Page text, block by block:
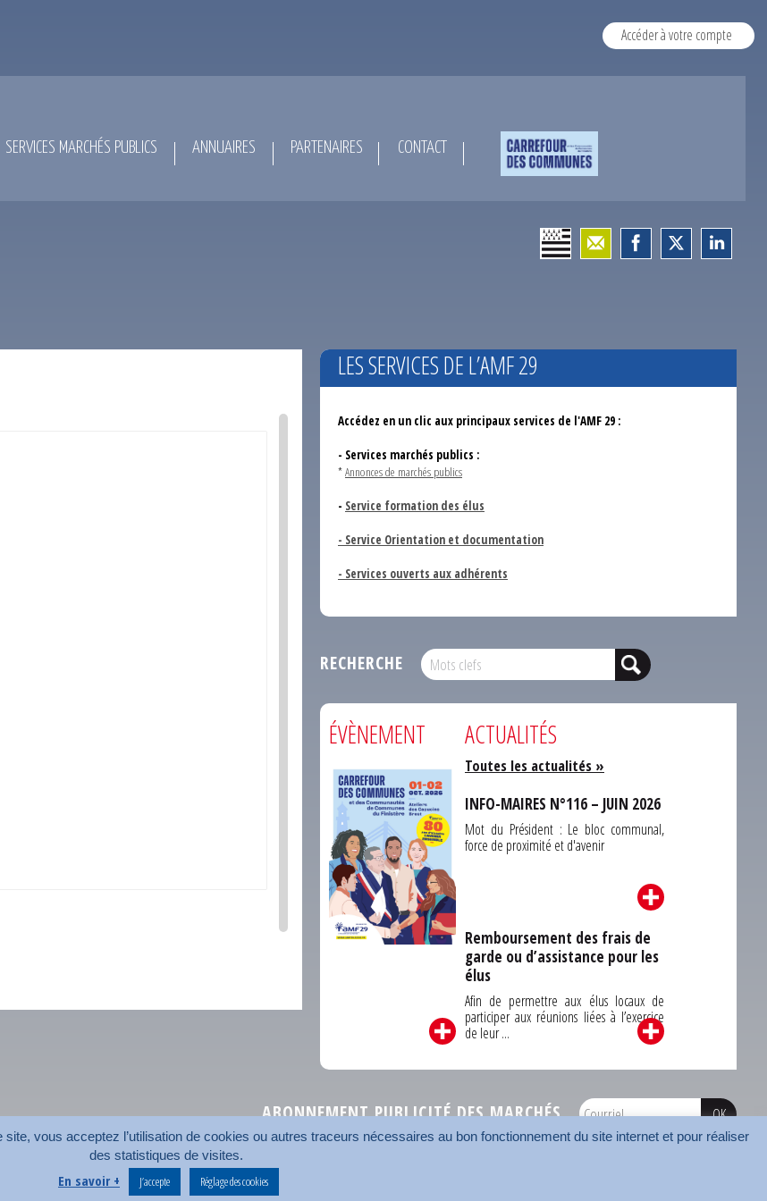
Accéder à votre compte
SERVICES MARCHÉS PUBLICS ANNUAIRES PARTENAIRES CONTACT
LES SERVICES DE L’AMF 29
Accédez en un clic aux principaux services de l'AMF 29 :
- Services marchés publics :
*Annonces de marchés publics
- Service formation des élus
- Service Orientation et documentation
- Services ouverts aux adhérents
RECHERCHE
ÉVÈNEMENT ACTUALITÉS
Toutes les actualités »
INFO-MAIRES N°116 – JUIN 2026
Mot du Président : Le bloc communal,
force de proximité et d'avenir
Remboursement des frais de
garde ou d’assistance pour les
élus
Afin de permettre aux élus locaux de
participer aux réunions liées à l’exercice
de leur ...
ABONNEMENT PUBLICITÉ DES MARCHÉS
Plan du site
vous acceptez l’utilisation de cookies ou autres traceurs nécessaires au bon fonctionnement du site internet et pour réaliser
des statistiques de visites.
En savoir + J’accepte Réglage des cookies